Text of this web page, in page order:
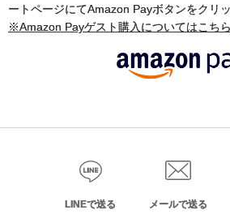
ートページにてAmazon Payボタンをクリ
※Amazon Payゲスト購入についてはこちら
LINEで送る メールで送る